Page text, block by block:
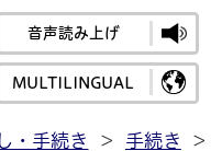
那珂市公式ホームペ
音声読み上げ
MULTILINGUAL
・手続き > 手続き >